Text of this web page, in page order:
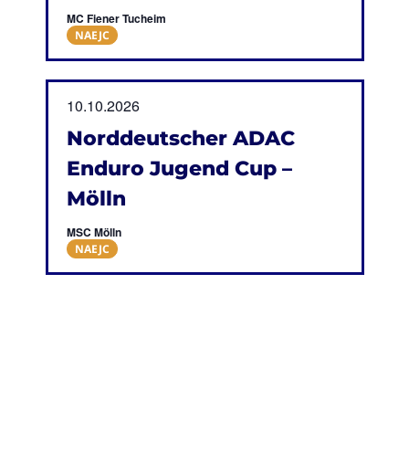
MC Fiener Tucheim
NAEJC
Norddeutscher ADAC
Enduro Jugend Cup –
Mölln
10.10.2026
MSC Mölln
NAEJC